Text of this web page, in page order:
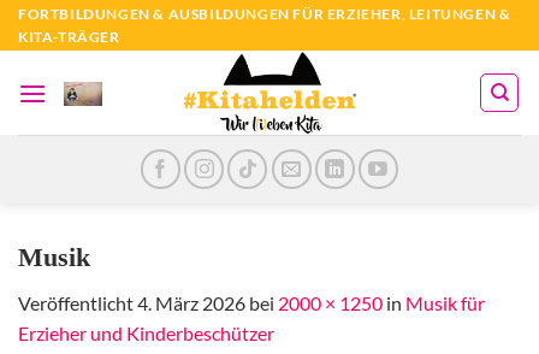
Zum
Inhalt
FORTBILDUNGEN & AUSBILDUNGEN FÜR ERZIEHER, LEITUNGEN &
KITA-TRÄGER
Musik
Veröffentlicht4. März 2026 bei 2000 × 1250 in Musik für
Erzieher und Kinderbeschützer